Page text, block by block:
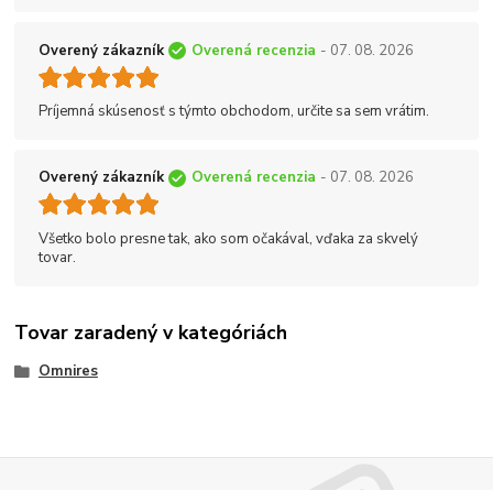
Overený zákazník Overená recenzia - 07. 08. 2026
Príjemná skúsenosť s týmto obchodom, určite sa sem vrátim.
Overený zákazník Overená recenzia - 07. 08. 2026
Všetko bolo presne tak, ako som očakával, vďaka za skvelý
tovar.
Tovar zaradený v kategóriách
Omnires